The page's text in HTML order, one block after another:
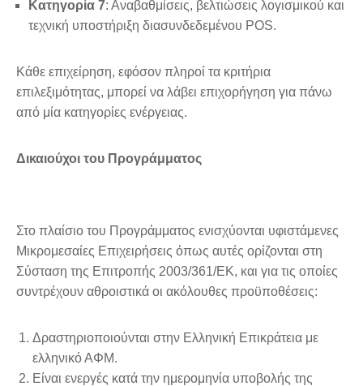
Κατηγορία 7: Αναβαθμίσεις, βελτιώσεις λογισμικού και
τεχνική υποστήριξη διασυνδεδεμένου POS.
Κάθε επιχείρηση, εφόσον πληροί τα κριτήρια
επιλεξιμότητας, μπορεί να λάβει επιχορήγηση για πάνω
από μία κατηγορίες ενέργειας.
Δικαιούχοι του Προγράμματος
Στο πλαίσιο του Προγράμματος ενισχύονται υφιστάμενες
Μικρομεσαίες Επιχειρήσεις όπως αυτές ορίζονται στη
Σύσταση της Επιτροπής 2003/361/ΕΚ, και για τις οποίες
συντρέχουν αθροιστικά οι ακόλουθες προϋποθέσεις:
Δραστηριοποιούνται στην Ελληνική Επικράτεια με
ελληνικό ΑΦΜ.
Είναι ενεργές κατά την ημερομηνία υποβολής της